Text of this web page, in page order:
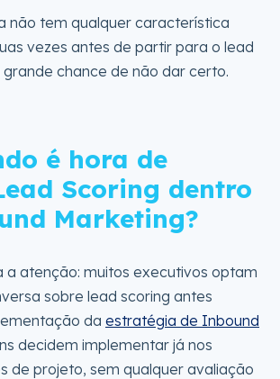
não tem qualquer característica
vezes antes de partir para o lead
grande chance de não dar certo.
é hora de
Scoring dentro
Marketing?
a atenção: muitos executivos optam
sobre lead scoring antes
da estratégia de Inbound
decidem implementar já nos
de projeto, sem qualquer avaliação